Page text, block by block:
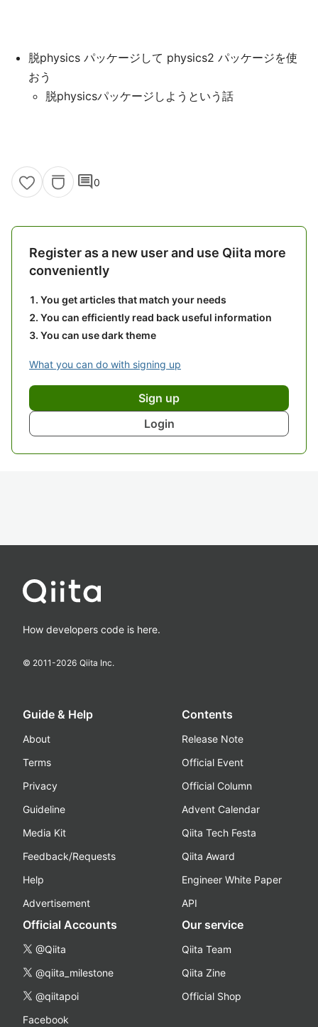
脱physics パッケージして physics2 パッケージを使
おう
脱physicsパッケージしようという話
comment0
Register as a new user and use Qiita more
conveniently
You get articles that match your needs
You can efficiently read back useful information
You can use dark theme
What you can do with signing up
Sign up
Login
How developers code is here.
© 2011-2026 Qiita Inc.
Guide & Help
About
Terms
Privacy
Guideline
Media Kit
Feedback/Requests
Help
Advertisement
Contents
Release Note
Official Event
Official Column
Advent Calendar
Qiita Tech Festa
Qiita Award
Engineer White Paper
API
Official Accounts
@Qiita
@qiita_milestone
@qiitapoi
Facebook
Our service
Qiita Team
Qiita Zine
Official Shop